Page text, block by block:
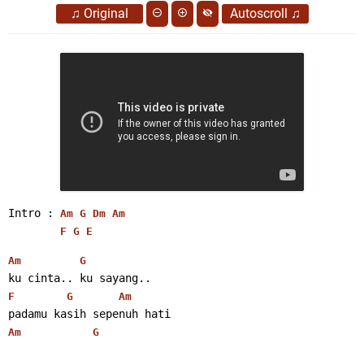
♫ Original Autoscroll ♫
Intro : Am G Dm Am
F G E
Am G
ku cinta.. ku sayang..
F G Am
padamu kasih sepenuh hati
Am G